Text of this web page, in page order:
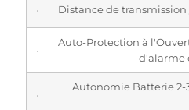
Distance de
Auto-Protection à
d'alarme
Autonomie Batterie 2-